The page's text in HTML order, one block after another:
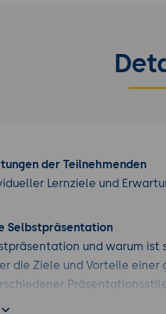
der Teilnehmenden
Lernziele und
Selbstpräsentation
und warum ist
die Ziele und Vorteile
Zielsetzung